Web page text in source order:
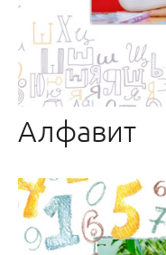
Алфавит